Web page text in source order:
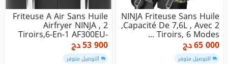
NINJA Friteuse Sans Huile
,Capacité De 7,6L , Avec 2
Tiroirs, 6 Modes ...
65 000دج
التوصيل متوفر
Friteuse A Air Sans Huile
Airfryer NINJA , 2
Tiroirs,6-En-1 AF300EU-
7...
53 900دج
التوصيل متوفر